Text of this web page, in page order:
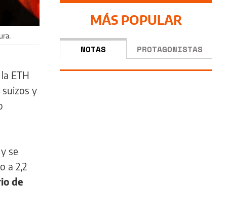
ETH
y
se
a 2,2
de
MÁS POPULAR
NOTAS PROTAGONISTAS